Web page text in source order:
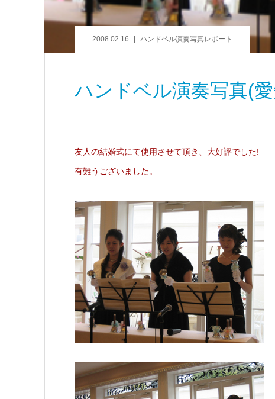
2008.02.16 ハンドベル演奏写真レポート
ハンドベル演奏写真(
友人の結婚式にて使用させて頂き、大好評でした!
有難うございました。